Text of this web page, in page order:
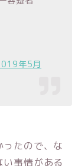
年5月
たので、な
事情がある